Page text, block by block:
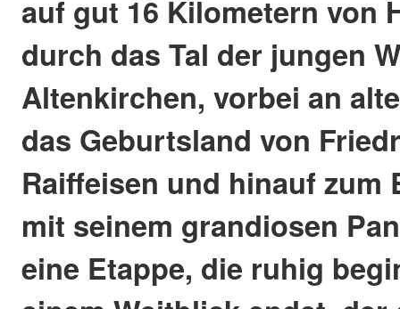
auf gut 16 Kilometern von
durch das Tal der jungen
Altenkirchen, vorbei an
das Geburtsland von
Raiffeisen und hinauf zum
mit seinem grandiosen
eine Etappe, die ruhig